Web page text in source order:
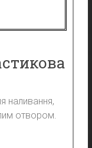
наливання,
отвором.